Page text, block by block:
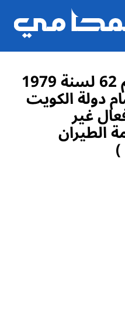
مرسوم بالقانون رقم 62 لسنة 1979
دولة الكويت
غير
الطيران